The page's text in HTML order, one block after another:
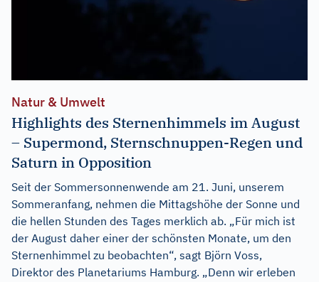
Natur & Umwelt
Highlights des Sternenhimmels im August
– Supermond, Sternschnuppen-Regen und
Saturn in Opposition
Seit der Sommersonnenwende am 21. Juni, unserem
Sommeranfang, nehmen die Mittagshöhe der Sonne und
die hellen Stunden des Tages merklich ab. „Für mich ist
der August daher einer der schönsten Monate, um den
Sternenhimmel zu beobachten“, sagt Björn Voss,
Direktor des Planetariums Hamburg. „Denn wir erleben